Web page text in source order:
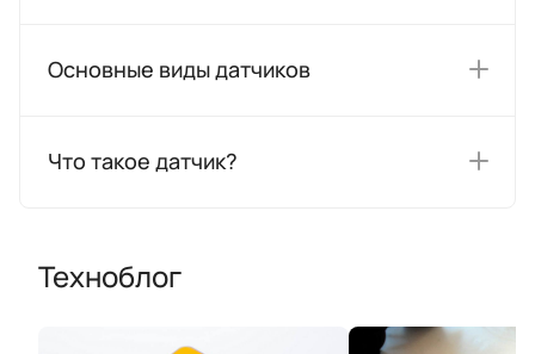
Основные виды датчиков
Что такое датчик?
Техноблог